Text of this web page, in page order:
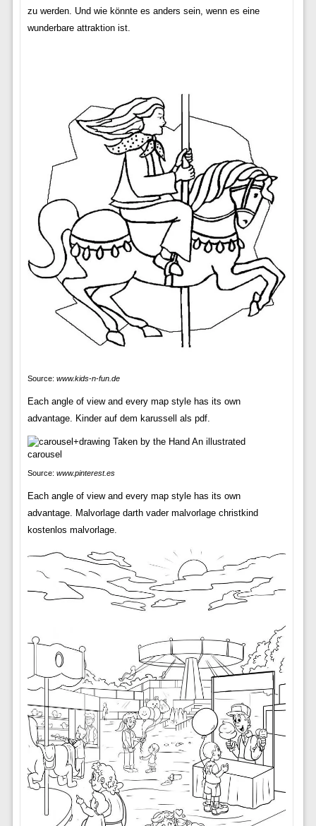
zu werden. Und wie könnte es anders sein, wenn es eine
wunderbare attraktion ist.
Source: www.kids-n-fun.de
Each angle of view and every map style has its own
advantage. Kinder auf dem karussell als pdf.
Source: www.pinterest.es
Each angle of view and every map style has its own
advantage. Malvorlage darth vader malvorlage christkind
kostenlos malvorlage.